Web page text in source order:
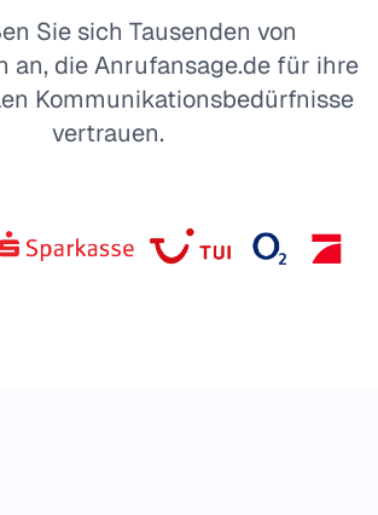
Sie sich Tausenden von
an, die Anrufansage.de für ihre
Kommunikationsbedürfnisse
vertrauen.